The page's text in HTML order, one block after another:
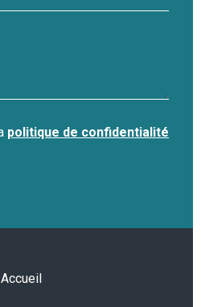
politique de confidentialité
Accueil